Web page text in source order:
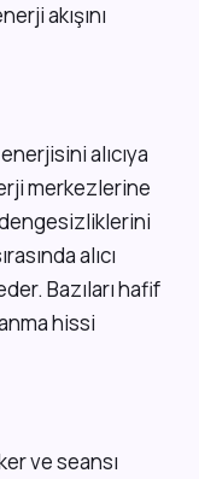
akışını
alıcıya
merkezlerine
alıcı
Bazıları hafif
hissi
ve seansı